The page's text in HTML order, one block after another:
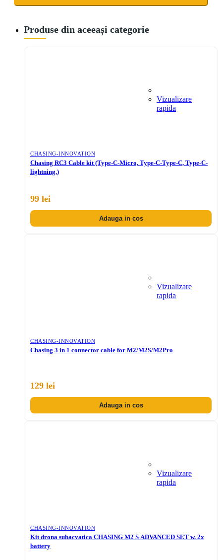
Produse din aceeași categorie
Vizualizare
rapida
CHASING-INNOVATION
Chasing RC3 Cable kit (Type-C-Micro, Type-C-Type-C, Type-C-
lightning.)
99 lei
Adauga in cos
Vizualizare
rapida
CHASING-INNOVATION
Chasing 3 in 1 connector cable for M2/M2S/M2Pro
129 lei
Adauga in cos
Vizualizare
rapida
CHASING-INNOVATION
Kit drona subacvatica CHASING M2 S ADVANCED SET w. 2x
battery